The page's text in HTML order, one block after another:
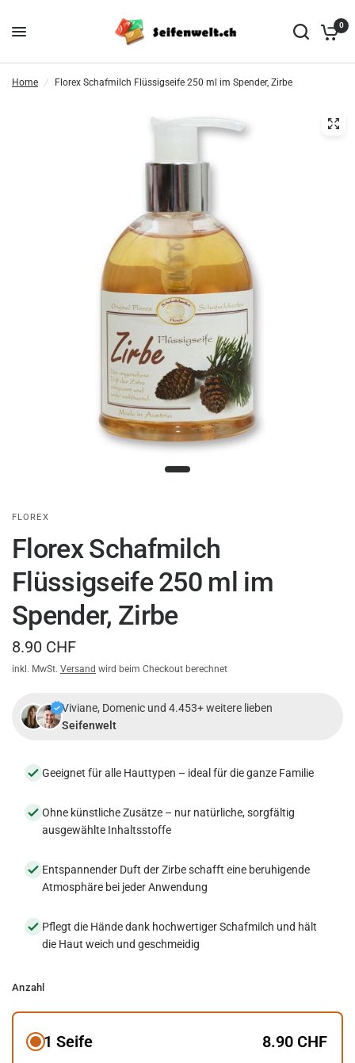
0
Home / Florex Schafmilch Flüssigseife 250 ml im Spender, Zirbe
FLOREX
Florex Schafmilch
Flüssigseife 250 ml im
Spender, Zirbe
8.90 CHF
inkl. MwSt. Versand wird beim Checkout berechnet
Viviane, Domenic und 4.453+ weitere lieben
Seifenwelt
Geeignet für alle Hauttypen – ideal für die ganze Familie
Ohne künstliche Zusätze – nur natürliche, sorgfältig
ausgewählte Inhaltsstoffe
Entspannender Duft der Zirbe schafft eine beruhigende
Atmosphäre bei jeder Anwendung
Pflegt die Hände dank hochwertiger Schafmilch und hält
die Haut weich und geschmeidig
Anzahl
1 Seife 8.90 CHF